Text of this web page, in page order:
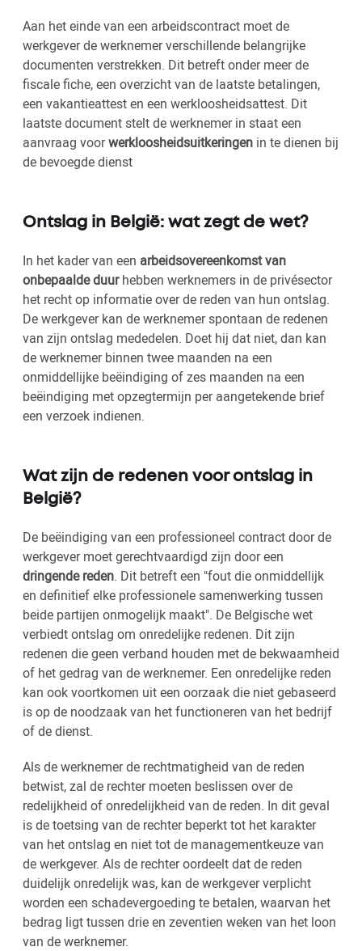
Aan het einde van een arbeidscontract moet de
werkgever de werknemer verschillende belangrijke
documenten verstrekken. Dit betreft onder meer de
fiscale fiche, een overzicht van de laatste betalingen,
een vakantieattest en een werkloosheidsattest. Dit
laatste document stelt de werknemer in staat een
aanvraag voorwerkloosheidsuitkeringen in te dienen bij
de bevoegde dienst
Ontslag in België: wat zegt de wet?
In het kader van een arbeidsovereenkomst van
onbepaalde duurhebben werknemers in de privésector
het recht op informatie over de reden van hun ontslag.
De werkgever kan de werknemer spontaan de redenen
van zijn ontslag mededelen. Doet hij dat niet, dan kan
de werknemer binnen twee maanden na een
onmiddellijke beëindiging of zes maanden na een
beëindiging met opzegtermijn per aangetekende brief
een verzoek indienen.
Wat zijn de redenen voor ontslag in
België?
De beëindiging van een professioneel contract door de
werkgever moet gerechtvaardigd zijn door een
dringende reden. Dit betreft een "fout die onmiddellijk
en definitief elke professionele samenwerking tussen
beide partijen onmogelijk maakt". De Belgische wet
verbiedt ontslag om onredelijke redenen. Dit zijn
redenen die geen verband houden met de bekwaamheid
of het gedrag van de werknemer. Een onredelijke reden
kan ook voortkomen uit een oorzaak die niet gebaseerd
is op de noodzaak van het functioneren van het bedrijf
of de dienst.
Als de werknemer de rechtmatigheid van de reden
betwist, zal de rechter moeten beslissen over de
redelijkheid of onredelijkheid van de reden. In dit geval
is de toetsing van de rechter beperkt tot het karakter
van het ontslag en niet tot de managementkeuze van
de werkgever. Als de rechter oordeelt dat de reden
duidelijk onredelijk was, kan de werkgever verplicht
worden een schadevergoeding te betalen, waarvan het
bedrag ligt tussen drie en zeventien weken van het loon
van de werknemer.